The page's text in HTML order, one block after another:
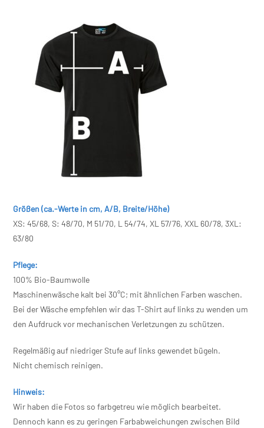
Größen (ca.-Werte in cm, A/B, Breite/Höhe)
XS: 45/68, S: 48/70, M 51/70, L 54/74, XL 57/76, XXL 60/78, 3XL:
63/80
Pflege:
100% Bio-Baumwolle
Maschinenwäsche kalt bei 30°C; mit ähnlichen Farben waschen.
Bei der Wäsche empfehlen wir das T-Shirt auf links zu wenden um
den Aufdruck vor mechanischen Verletzungen zu schützen.
Regelmäßig auf niedriger Stufe auf links gewendet bügeln.
Nicht chemisch reinigen.
Hinweis:
Wir haben die Fotos so farbgetreu wie möglich bearbeitet.
Dennoch kann es zu geringen Farbabweichungen zwischen Bild